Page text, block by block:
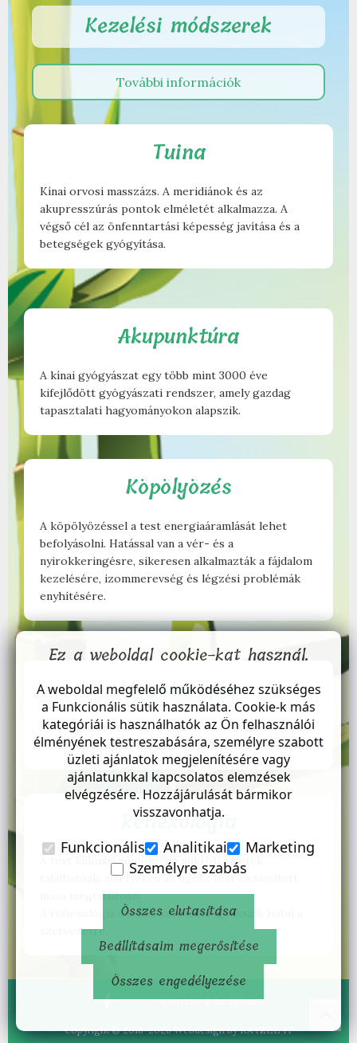
Akupunktúra
A kínai gyógyászat egy több mint 3000 éve
kifejlődött gyógyászati rendszer, amely gazdag
tapasztalati hagyományokon alapszik.
Köpölyözés
A köpölyözéssel a test energiaáramlását lehet
befolyásolni. Hatással van a vér- és a
nyirokkeringésre, sikeresen alkalmazták a fájdalom
kezelésére, izommerevség és légzési problémák
enyhítésére.
Kezelési módszerek
További információk
Tuina
Kínai orvosi masszázs. A meridiánok és az
akupresszúrás pontok elméletét alkalmazza. A
végső cél az önfenntartási képesség javítása és a
betegségek gyógyítása.
Moxaterápia
Aktiválja a sejteket, feloldja az izom kimerültségét,
fájdalomcsillapító hatása van, javítja a vérkeringést.
Reflexológia
A test különböző pontjain mikroterületek
találhatóak, amelyeken az egész test kicsinyített
mása megtalálható.
A reflexológia ezeken keresztül igyekszik hatni a
szervezetre.
Cookie-k beállítása
Copyright © 2018-2026 Webdesign byKAYZEE IT
Ez a weboldal cookie-kat használ.
A weboldal megfelelő működéséhez szükséges
a Funkcionális sütik használata. Cookie-k más
kategóriái is használhatók az Ön felhasználói
élményének testreszabására, személyre szabott
üzleti ajánlatok megjelenítésére vagy
ajánlatunkkal kapcsolatos elemzések
elvégzésére. Hozzájárulását bármikor
visszavonhatja.
Funkcionális Analitikai
Marketing
Személyre szabás
Összes elutasítása
Beállításaim megerősítése
Összes engedélyezése